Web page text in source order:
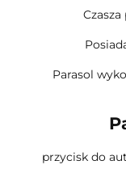
Parasol
przycisk do